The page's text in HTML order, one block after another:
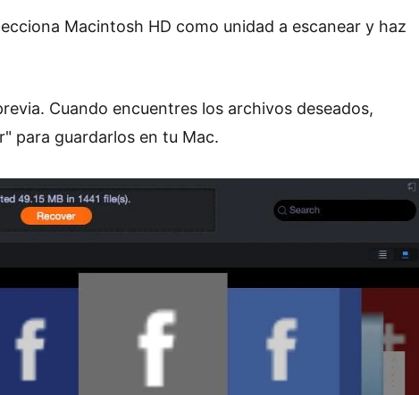
Macintosh HD como unidad a escanear y haz
Cuando encuentres los archivos deseados,
para guardarlos en tu Mac.